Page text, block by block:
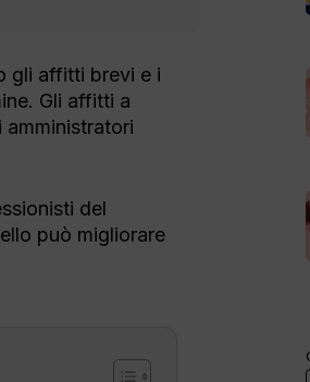
gli affitti brevi e i
Gli affitti a
del
può migliorare